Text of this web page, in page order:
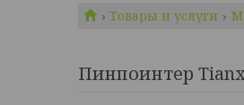
Товары и услуги
Пинпоинтер